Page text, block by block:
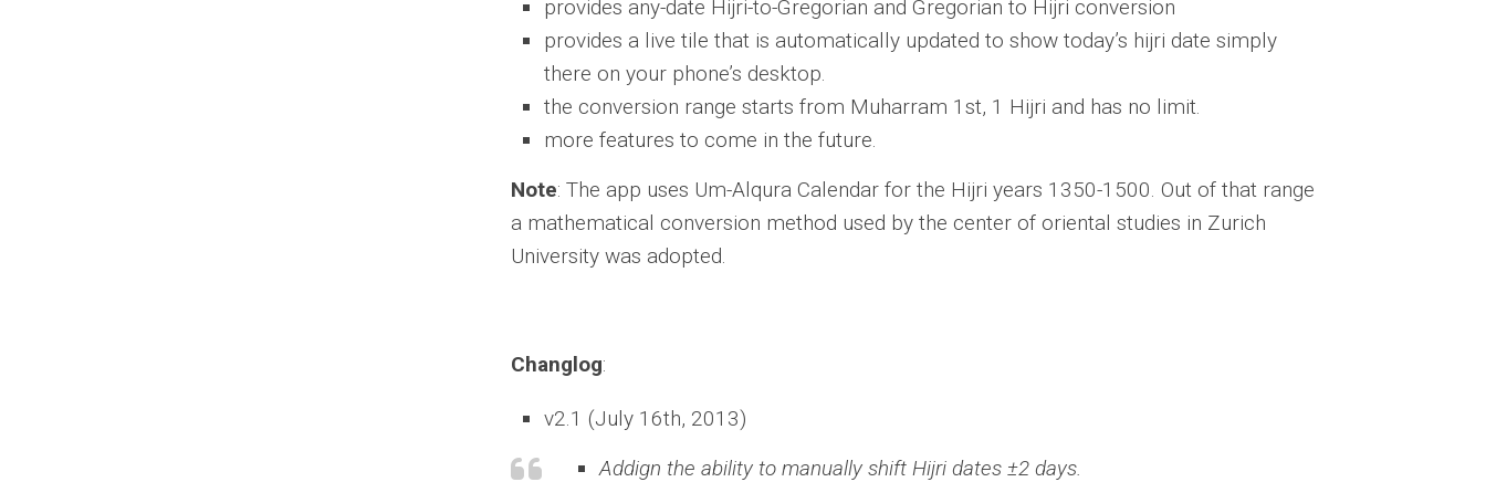
provides any-date Hijri-to-Gregorian and Gregorian to Hijri conversion
provides a live tile that is automatically updated to show today’s hijri date simply
there on your phone’s desktop.
the conversion range starts from Muharram 1st, 1 Hijri and has no limit.
more features to come in the future.
Note: The app uses Um-Alqura Calendar for the Hijri years 1350-1500. Out of that range
a mathematical conversion method used by the center of oriental studies in Zurich
University was adopted.
Changlog:
v2.1 (July 16th, 2013)
Addign the ability to manually shift Hijri dates ±2 days.